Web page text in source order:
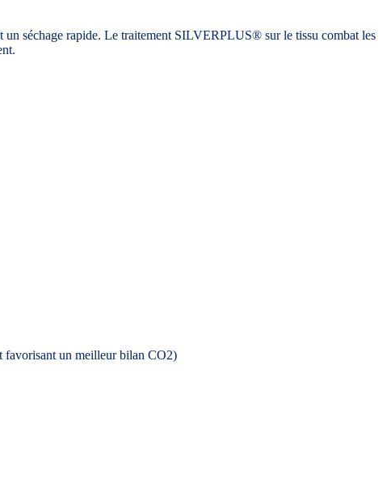
un séchage rapide. Le traitement SILVERPLUS® sur le tissu combat les
favorisant un meilleur bilan CO2)